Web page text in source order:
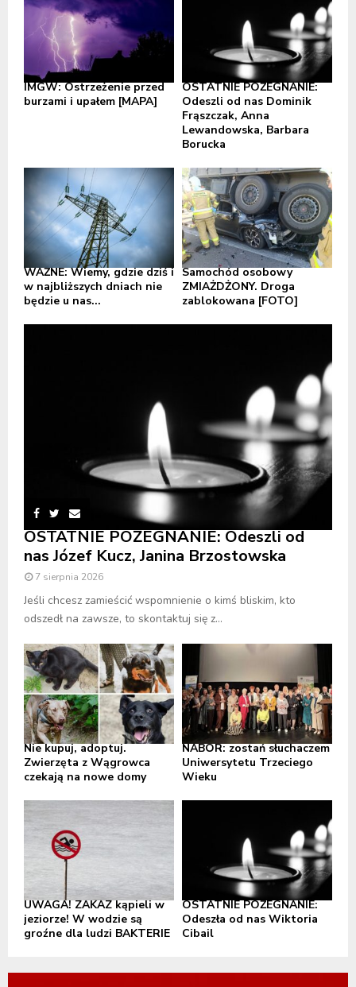
IMGW: Ostrzeżenie przed
burzami i upałem [MAPA]
OSTATNIE POŻEGNANIE:
Odeszli od nas Dominik
Frąszczak, Anna
Lewandowska, Barbara
Borucka
WAŻNE: Wiemy, gdzie dziś i
w najbliższych dniach nie
będzie u nas...
Samochód osobowy
ZMIAŻDŻONY. Droga
zablokowana [FOTO]
OSTATNIE POŻEGNANIE: Odeszli od
nas Józef Kucz, Janina Brzostowska
7 sierpnia 2026
Jeśli chcesz zamieścić wspomnienie o kimś bliskim, kto
odszedł na zawsze, to skontaktuj się z...
Nie kupuj, adoptuj.
Zwierzęta z Wągrowca
czekają na nowe domy
NABÓR: zostań słuchaczem
Uniwersytetu Trzeciego
Wieku
UWAGA! ZAKAZ kąpieli w
jeziorze! W wodzie są
groźne dla ludzi BAKTERIE
OSTATNIE POŻEGNANIE:
Odeszła od nas Wiktoria
Cibail